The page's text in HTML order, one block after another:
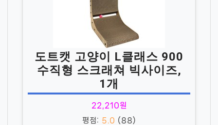
도트캣 고양이 L클래스 900
수직형 스크래쳐 빅사이즈,
1개
22,210원
평점: 5.0 (88)